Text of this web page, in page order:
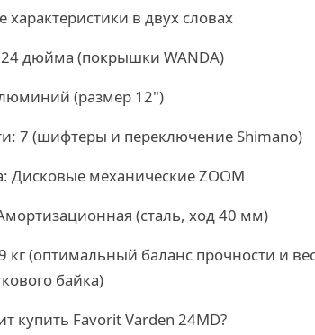
характеристики в двух словах
24 дюйма (покрышки WANDA)
(размер 12")
7 (шифтеры и переключение Shimano)
Дисковые механические ZOOM
(сталь, ход 40 мм)
кг (оптимальный баланс прочности и
байка)
купить Favorit Varden 24MD?